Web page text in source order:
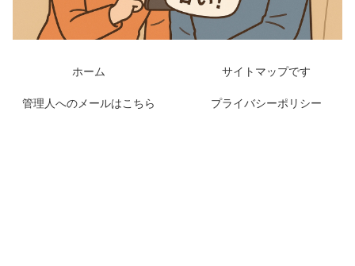
ホーム サイトマップです
管理人へのメールはこちら プライバシーポリシー